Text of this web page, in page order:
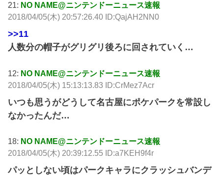
21: NO NAME@ニンテンドーニュース速報
2018/04/05(木) 20:57:26.40 ID:QajAH2NN0
>>11
人数分の帽子がグリグリ後ろに回されていく…
12: NO NAME@ニンテンドーニュース速報
2018/04/05(木) 15:13:13.83 ID:CrMez7Acr
いつも思うがどうして名古屋にポケパークを常設し
なかったんだ…
18: NO NAME@ニンテンドーニュース速報
2018/04/05(木) 20:39:12.55 ID:a7KEH9f4r
パッとしない頃はパークキャラにクラッシュバンデ